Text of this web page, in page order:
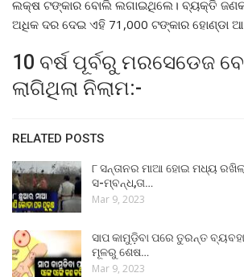
ଲକ୍ଷ ଟଙ୍କାର ବୋଲି ଲଗାଇଥିଲେ। ବ୍ୟକ୍ତି
ଅଧିକ ଦର ଦେଇ ଏହି 71,000 ଟଙ୍କାର ହୋଣ୍ଡା
10 ବର୍ଷ ପୂର୍ବରୁ ମରସେଡେଜ
ଲାଗିଥିଲା ନିଲାମ:-
RELATED POSTS
୮ ସନ୍ତାନର ମାଆ ହୋଇ ମଧ୍ୟ
ସ-ମ୍ବନ୍ଧ,ତା…
Mar 9, 2023
ସାପ କାମୁଡ଼ିବା ପରେ ତୁରନ୍ତ
ମୂଳରୁ ଶେଷ…
Mar 9, 2023